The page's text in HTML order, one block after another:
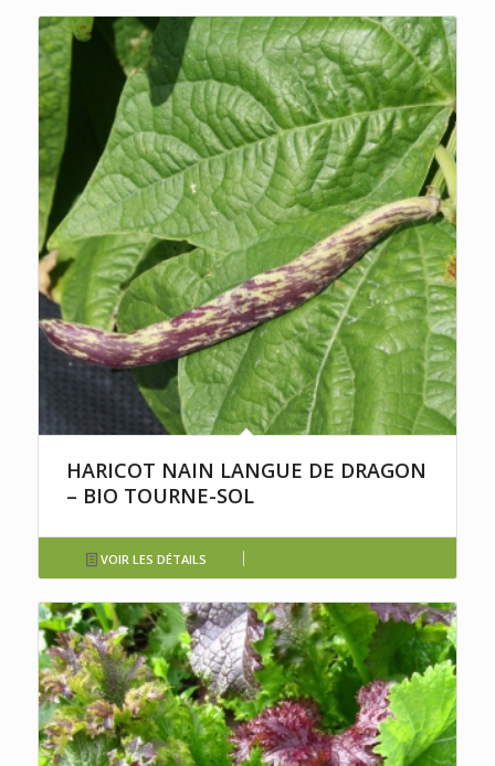
HARICOT NAIN LANGUE DE DRAGON
– BIO TOURNE-SOL
VOIR LES DÉTAILS